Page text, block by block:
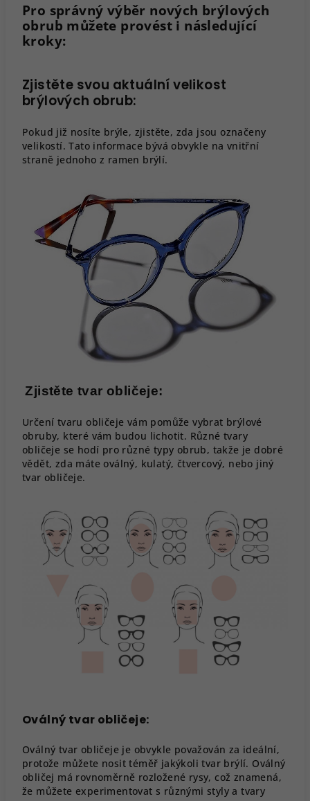
Pro správný výběr nových brýlových
obrub můžete provést i následující
kroky:
Zjistěte svou aktuální velikost
brýlových obrub:
Pokud již nosíte brýle, zjistěte, zda jsou označeny
velikostí. Tato informace bývá obvykle na vnitřní
straně jednoho z ramen brýlí.
Zjistěte tvar obličeje:
Určení tvaru obličeje vám pomůže vybrat brýlové
obruby, které vám budou lichotit. Různé tvary
obličeje se hodí pro různé typy obrub, takže je dobré
vědět, zda máte oválný, kulatý, čtvercový, nebo jiný
tvar obličeje.
Oválný tvar obličeje:
Oválný tvar obličeje je obvykle považován za ideální,
protože můžete nosit téměř jakýkoli tvar brýlí. Oválný
obličej má rovnoměrně rozložené rysy, což znamená,
že můžete experimentovat s různými styly a tvary